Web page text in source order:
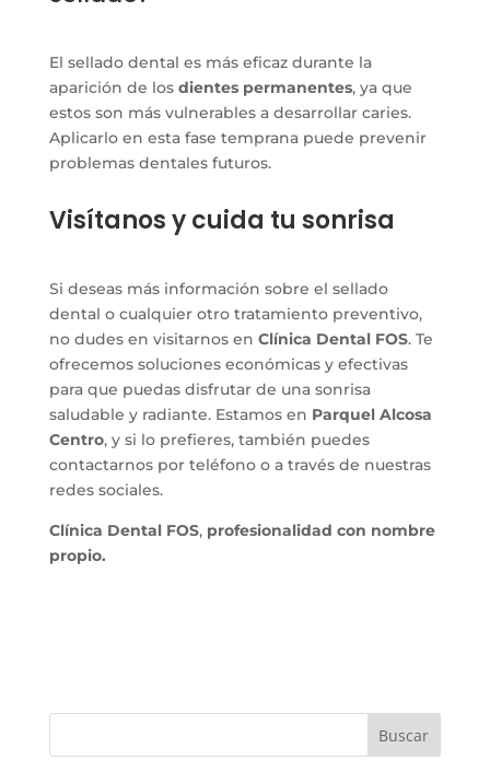
El sellado dental es más eficaz durante la
aparición de los dientes permanentes, ya que
estos son más vulnerables a desarrollar caries.
Aplicarlo en esta fase temprana puede prevenir
problemas dentales futuros.
Visítanos y cuida tu sonrisa
Si deseas más información sobre el sellado
dental o cualquier otro tratamiento preventivo,
no dudes en visitarnos en Clínica Dental FOS. Te
ofrecemos soluciones económicas y efectivas
para que puedas disfrutar de una sonrisa
saludable y radiante. Estamos en Parquel Alcosa
Centro, y si lo prefieres, también puedes
contactarnos por teléfono o a través de nuestras
redes sociales.
Clínica Dental FOS, profesionalidad con nombre
propio.
Buscar